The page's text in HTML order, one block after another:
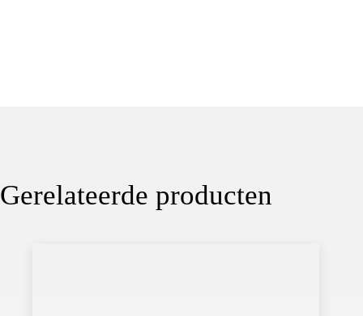
Gerelateerde producten